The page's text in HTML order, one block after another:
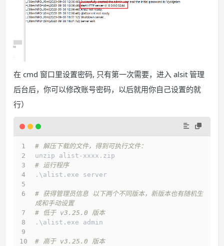
在 cmd 窗口里设置密码, 只有第一次需要，进入 alsit 管理
后台后，你可以修改账号密码，以后就用你自己设置的就
行）
# 解压下载的文件，得到可执行文件：
unzip alist-xxxx.zip
# 运行程序
.\alist.exe server
# 获得管理员信息 以下两个不同版本，新版本也有随机生
成和手动设置
# 低于 v3.25.0 版本
.\alist.exe admin
# 高于 v3.25.0 版本